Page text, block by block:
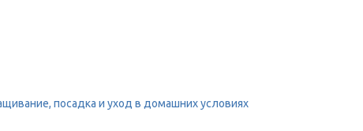
посадка и уход в домашних условиях